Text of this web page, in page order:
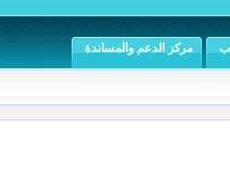
مركز الدعم والمساندة